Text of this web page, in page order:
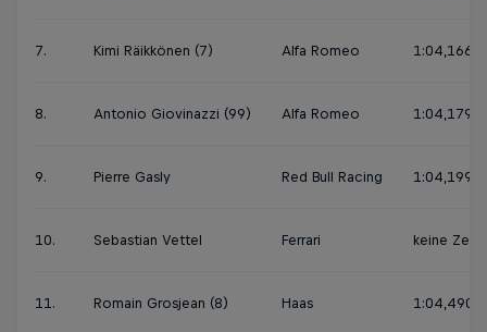
7. Kimi Räikkönen (7) Alfa Romeo 1:04,166
8. Antonio Giovinazzi (99) Alfa Romeo 1:04,179
9. Pierre Gasly Red Bull Racing 1:04,199
10. Sebastian Vettel Ferrari keine Zeit
11. Romain Grosjean (8) Haas 1:04,490